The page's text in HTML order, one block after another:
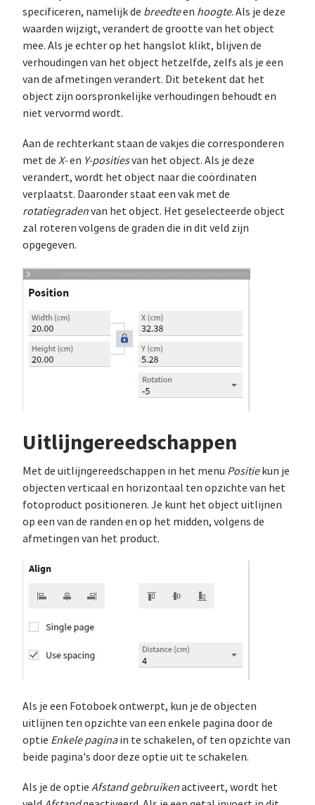
specificeren, namelijk de breedteen hoogte. Als je deze
waarden wijzigt, verandert de grootte van het object
mee. Als je echter op het hangslot klikt, blijven de
verhoudingen van het object hetzelfde, zelfs als je een
van de afmetingen verandert. Dit betekent dat het
object zijn oorspronkelijke verhoudingen behoudt en
niet vervormd wordt.
Aan de rechterkant staan de vakjes die corresponderen
met de X-en Y-positiesvan het object. Als je deze
verandert, wordt het object naar die coördinaten
verplaatst. Daaronder staat een vak met de
rotatiegradenvan het object. Het geselecteerde object
zal roteren volgens de graden die in dit veld zijn
opgegeven.
Uitlijngereedschappen
Met de uitlijngereedschappen in het menu Positiekun je
objecten verticaal en horizontaal ten opzichte van het
fotoproduct positioneren. Je kunt het object uitlijnen
op een van de randen en op het midden, volgens de
afmetingen van het product.
Als je een Fotoboek ontwerpt, kun je de objecten
uitlijnen ten opzichte van een enkele pagina door de
optie Enkele paginain te schakelen, of ten opzichte van
beide pagina's door deze optie uit te schakelen.
Als je de optie Afstand gebruikenactiveert, wordt het